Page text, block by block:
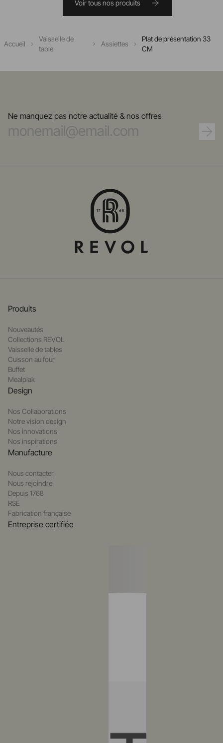
Voir tous nos produits
Accueil
Vaisselle de
table
Assiettes
Plat de présentation 33
CM
Ne manquez pas notre actualité & nos offres
Produits
Nouveautés
Collections REVOL
Vaisselle de tables
Cuisson au four
Buffet
Mealplak
Design
Nos Collaborations
Notre vision design
Nos innovations
Nos inspirations
Manufacture
Nous contacter
Nous rejoindre
Depuis 1768
RSE
Fabrication française
Entreprise certifiée